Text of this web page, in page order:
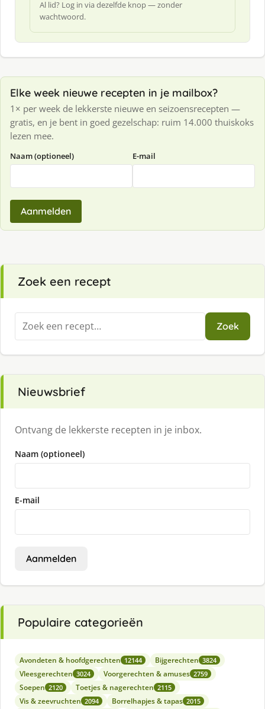
Al lid? Log in via dezelfde knop — zonder
wachtwoord.
Elke week nieuwe recepten in je mailbox?
1× per week de lekkerste nieuwe en seizoensrecepten —
gratis, en je bent in goed gezelschap: ruim 14.000 thuiskoks
lezen mee.
Naam (optioneel) E-mail
Aanmelden
Zoek een recept
Zoeken
naar:
Zoek
Nieuwsbrief
Ontvang de lekkerste recepten in je inbox.
Naam (optioneel)
E-mail
Aanmelden
Populaire categorieën
Avondeten & hoofdgerechten 12144 Bijgerechten 3824
Vleesgerechten 3024 Voorgerechten & amuses 2759
Soepen 2120 Toetjes & nagerechten 2115
Vis & zeevruchten 2094 Borrelhapjes & tapas 2015